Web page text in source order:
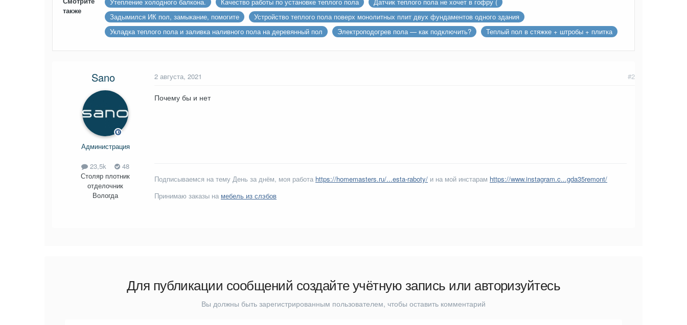
также
Задымился ИК пол, замыкание, помогите
Устройство теплого пола поверх монолитных плит двух фундаментов одного здания
Укладка теплого пола и заливка наливного пола на деревянный пол
Электроподогрев пола — как подключить? Теплый пол в стяжке + штробы + плитка
Sano
Администрация
23,5k
48
Столяр плотник
отделочник
Вологда
#2
2 августа, 2021
Почему бы и нет
Подписываемся на тему День за днём, моя работа https://homemasters.ru/...esta-raboty/ и на мой инстарам https://www.instagram.c...gda35remont/
Принимаю заказы на мебель из слэбов
Для публикации сообщений создайте учётную запись или авторизуйтесь
Вы должны быть зарегистрированным пользователем, чтобы оставить комментарий